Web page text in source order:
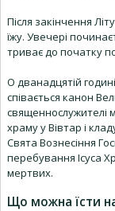
Після закінчення
їжу. Увечері
триває до початку
О дванадцятій
співається канон
храму у Вівтар і
Свята Вознесіння
перебування Ісуса
мертвих.
Що можна їсти